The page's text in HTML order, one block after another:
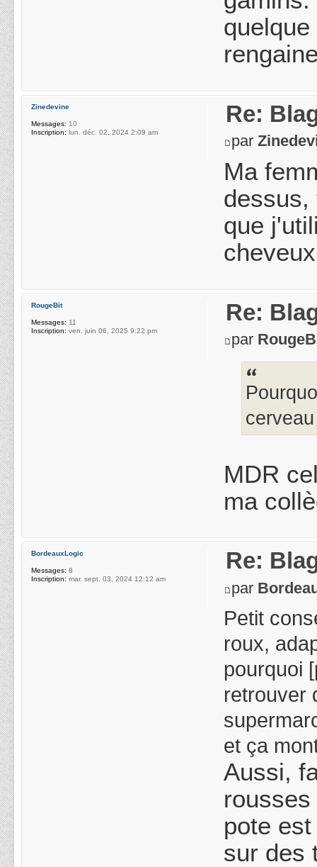
Re:
par
Ma
dessus,
que
Zinedevine
Messages: 10
Inscription: lun. déc. 02, 2024 2:09 am
Re:
par
MDR
ma
RougeBit
Messages: 11
Inscription: ven. juin 06, 2025 9:22 pm
Re:
par
Petit
roux,
pourquoi
retrouver
et ça
Aussi,
pote
sur des
BordeauxLogic
Messages: 8
Inscription: mar. sept. 03, 2024 12:12 am